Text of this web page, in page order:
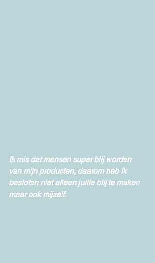
Ik mis dat mensen super blij worden
van mijn producten, daarom heb ik
besloten niet alleen jullie blij te maken
maar ook mijzelf.